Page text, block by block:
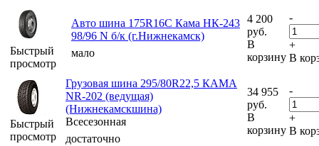
Быстрый
просмотр
Авто шина 175R16C Кама НК-243
98/96 N б/к (г.Нижнекамск)
мало
4 200
руб.
В
корзину
-
+
В
Быстрый
просмотр
Грузовая шина 295/80R22,5 КАМА
NR-202 (ведущая)
(Нижнекамскшина)
Всесезонная
достаточно
34 955
руб.
В
корзину
-
+
В